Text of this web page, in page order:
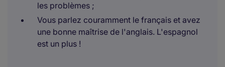
les problèmes ;
Vous parlez couramment le français et avez
une bonne maîtrise de l'anglais. L'espagnol
est un plus !